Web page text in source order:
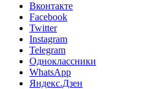
Вконтакте
Facebook
Twitter
Instagram
Telegram
Одноклассники
WhatsApp
Яндекс.Дзен